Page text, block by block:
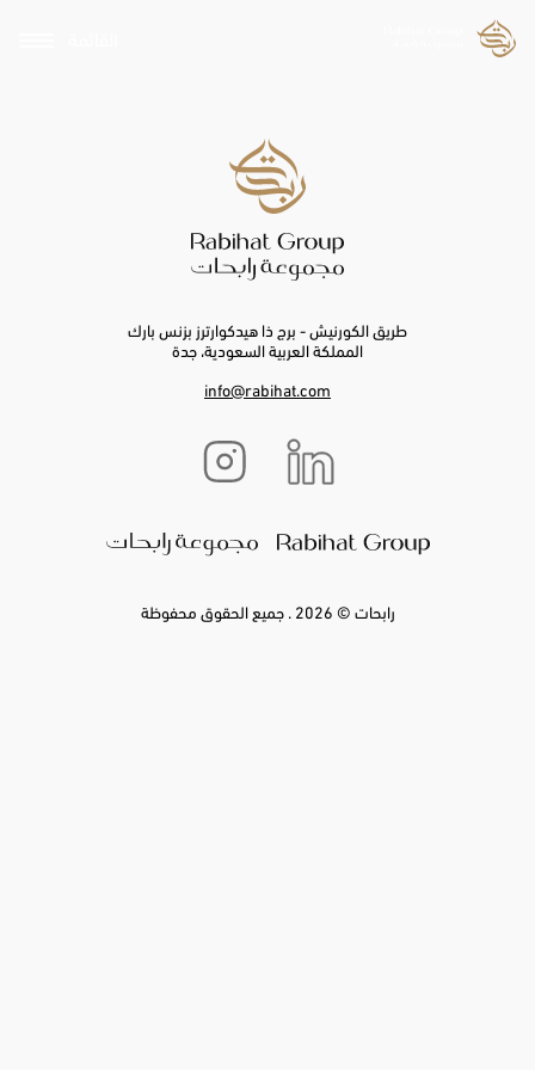
طريق الكورنيش - برج ذا هيدكوارترز بزنس بارك
المملكة العربية السعودية، جدة
info@rabihat.com
رابحات © 2026 . جميع الحقوق محفوظة